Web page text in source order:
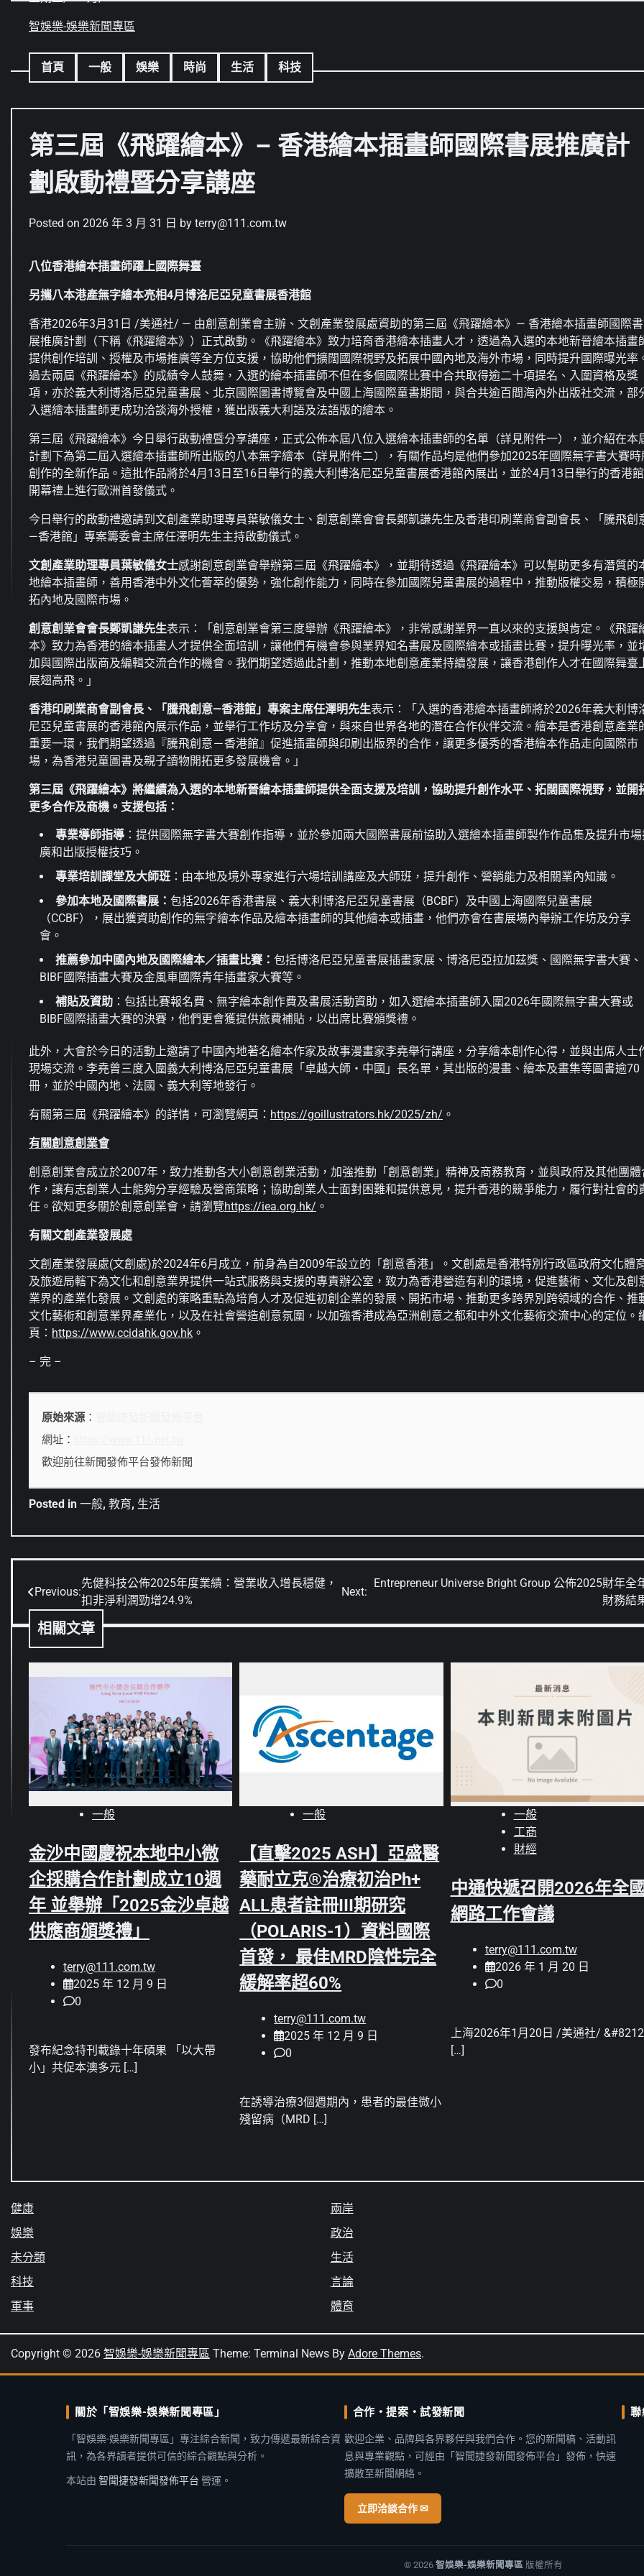
智娛樂-娛樂新聞專區
首頁 一般 娛樂 時尚 生活 科技
第三屆《飛躍繪本》– 香港繪本插畫師國際書展推廣計
劃啟動禮暨分享講座
Posted on 2026 年 3 月 31 日 by terry@111.com.tw
八位香港繪本插畫師躍上國際舞臺
另攜八本港產無字繪本亮相4月博洛尼亞兒童書展香港館
香港2026年3月31日 /美通社/ — 由創意創業會主辦、文創產業發展處資助的第三屆《飛躍繪本》— 香港繪本插畫師國際書
展推廣計劃（下稱《飛躍繪本》）正式啟動。《飛躍繪本》致力培育香港繪本插畫人才，透過為入選的本地新晉繪本插畫
提供創作培訓、授權及市場推廣等全方位支援，協助他們擴闊國際視野及拓展中國內地及海外市場，同時提升國際曝光率
過去兩屆《飛躍繪本》的成績令人鼓舞，入選的繪本插畫師不但在多個國際比賽中合共取得逾二十項提名、入圍資格及獎
項，亦於義大利博洛尼亞兒童書展、北京國際圖書博覽會及中國上海國際童書期間，與合共逾百間海內外出版社交流，部
入選繪本插畫師更成功洽談海外授權，獲出版義大利語及法語版的繪本。
第三屆《飛躍繪本》今日舉行啟動禮暨分享講座，正式公佈本屆八位入選繪本插畫師的名單（詳見附件一），並介紹在本
計劃下為第二屆入選繪本插畫師所出版的八本無字繪本（詳見附件二），有關作品均是他們參加2025年國際無字書大賽時
創作的全新作品。這批作品將於4月13日至16日舉行的義大利博洛尼亞兒童書展香港館內展出，並於4月13日舉行的香港館
開幕禮上進行歐洲首發儀式。
今日舉行的啟動禮邀請到文創產業助理專員葉敏儀女士、創意創業會會長鄭凱謙先生及香港印刷業商會副會長、「騰飛創
—香港館」專案籌委會主席任澤明先生主持啟動儀式。
文創產業助理專員葉敏儀女士感謝創意創業會舉辦第三屆《飛躍繪本》，並期待透過《飛躍繪本》可以幫助更多有潛質的
地繪本插畫師，善用香港中外文化薈萃的優勢，強化創作能力，同時在參加國際兒童書展的過程中，推動版權交易，積極
拓內地及國際市場。
創意創業會會長鄭凱謙先生表示：「創意創業會第三度舉辦《飛躍繪本》，非常感謝業界一直以來的支援與肯定。《飛躍
本》致力為香港的繪本插畫人才提供全面培訓，讓他們有機會參與業界知名書展及國際繪本或插畫比賽，提升曝光率，並
加與國際出版商及編輯交流合作的機會。我們期望透過此計劃，推動本地創意產業持續發展，讓香港創作人才在國際舞臺
展翅高飛。」
香港印刷業商會副會長、「騰飛創意—香港館」專案主席任澤明先生表示：「入選的香港繪本插畫師將於2026年義大利博
尼亞兒童書展的香港館內展示作品，並舉行工作坊及分享會，與來自世界各地的潛在合作伙伴交流。繪本是香港創意產業
重要一環，我們期望透過『騰飛創意－香港館』促進插畫師與印刷出版界的合作，讓更多優秀的香港繪本作品走向國際市
場，為香港兒童圖書及親子讀物開拓更多發展機會。」
第三屆《飛躍繪本》將繼續為入選的本地新晉繪本插畫師提供全面支援及培訓，協助提升創作水平、拓闊國際視野，並開
更多合作及商機。支援包括：
專業導師指導 ：提供國際無字書大賽創作指導，並於參加兩大國際書展前協助入選繪本插畫師製作作品集及提升市
廣和出版授權技巧。
專業培訓課堂及大師班 ：由本地及境外專家進行六場培訓講座及大師班，提升創作、營銷能力及相關業內知識。
參加本地及國際書展： 包括2026年香港書展、義大利博洛尼亞兒童書展（BCBF）及中國上海國際兒童書展
（CCBF），展出獲資助創作的無字繪本作品及繪本插畫師的其他繪本或插畫，他們亦會在書展場內舉辦工作坊及分享
會。
推薦參加中國內地及國際繪本／插畫比賽： 包括博洛尼亞兒童書展插畫家展、博洛尼亞拉加茲獎、國際無字書大賽、
BIBF國際插畫大賽及金風車國際青年插畫家大賽等。
補貼及資助 ：包括比賽報名費、無字繪本創作費及書展活動資助，如入選繪本插畫師入圍2026年國際無字書大賽或
BIBF國際插畫大賽的決賽，他們更會獲提供旅費補貼，以出席比賽頒獎禮。
此外，大會於今日的活動上邀請了中國內地著名繪本作家及故事漫畫家李堯舉行講座，分享繪本創作心得，並與出席人士
現場交流。李堯曾三度入圍義大利博洛尼亞兒童書展「卓越大師・中國」長名單，其出版的漫畫、繪本及畫集等圖書逾70
冊，並於中國內地、法國、義大利等地發行。
有關第三屆《飛躍繪本》的詳情，可瀏覽網頁： https://goillustrators.hk/2025/zh/ 。
有關創意創業會
創意創業會成立於2007年，致力推動各大小創意創業活動，加強推動「創意創業」精神及商務教育，並與政府及其他團體
作，讓有志創業人士能夠分享經驗及營商策略；協助創業人士面對困難和提供意見，提升香港的競爭能力，履行對社會的
任。欲知更多關於創意創業會，請瀏覽https://iea.org.hk/ 。
有關文創產業發展處
文創產業發展處(文創處)於2024年6月成立，前身為自2009年設立的「創意香港」。文創處是香港特別行政區政府文化體
及旅遊局轄下為文化和創意業界提供一站式服務與支援的專責辦公室，致力為香港營造有利的環境，促進藝術、文化及創
業界的產業化發展。文創處的策略重點為培育人才及促進初創企業的發展、開拓市場、推動更多跨界別跨領域的合作、推
文化藝術和創意業界產業化，以及在社會營造創意氛圍，以加強香港成為亞洲創意之都和中外文化藝術交流中心的定位。
頁： https://www.ccidahk.gov.hk 。
– 完 –
原始來源 ：
網址：
歡迎前往新聞發佈平台發佈新聞
Posted in 一般, 教育, 生活
文
章
導
覽
Previous:
先健科技公佈2025年度業績：營業收入增長穩健，
扣非淨利潤勁增24.9%
Next:
Entrepreneur Universe Bright Group 公佈2025財年全
財務結
相關文章
一般
金沙中國慶祝本地中小微
企採購合作計劃成立10週
年 並舉辦「2025金沙卓越
供應商頒獎禮」
terry@111.com.tw
2025 年 12 月 9 日
0
發布紀念特刊載錄十年碩果 「以大帶
小」共促本澳多元 […]
一般
【直擊2025 ASH】亞盛醫
藥耐立克®治療初治Ph+
ALL患者註冊III期研究
（POLARIS-1）資料國際
首發， 最佳MRD陰性完全
緩解率超60%
terry@111.com.tw
2025 年 12 月 9 日
0
在誘導治療3個週期內，患者的最佳微小
殘留病（MRD […]
一般
工商
財經
中通快遞召開2026年全
網路工作會議
terry@111.com.tw
2026 年 1 月 20 日
0
上海2026年1月20日 /美通社/ &#8212
[…]
健康
娛樂
未分類
科技
軍事
兩岸
政治
生活
言論
體育
Copyright © 2026 智娛樂-娛樂新聞專區 Theme: Terminal News By Adore Themes.
關於「智娛樂-娛樂新聞專區」
「智娛樂-娛樂新聞專區」專注綜合新聞，致力傳遞最新綜合資
訊，為各界讀者提供可信的綜合觀點與分析。
本站由 智聞捷發新聞發佈平台 營運。
合作・提案・試發新聞
歡迎企業、品牌與各界夥伴與我們合作。您的新聞稿、活動訊
息與專業觀點，可經由「智聞捷發新聞發佈平台」發佈，快速
擴散至新聞網絡。
立即洽談合作 ✉
聯
© 2026 智娛樂-娛樂新聞專區 版權所有